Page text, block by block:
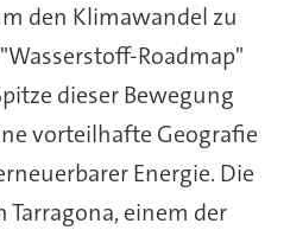
den Klimawandel zu
Roadmap"
dieser Bewegung
vorteilhafte Geografie
Energie. Die
einem der